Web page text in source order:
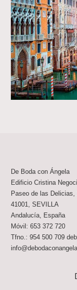
De Boda con Ángela
Edificio Cristina
Paseo de las
41001,SEVILLA
Andalucía, España
Móvil:653 372 720
Tfno.:954 500 709